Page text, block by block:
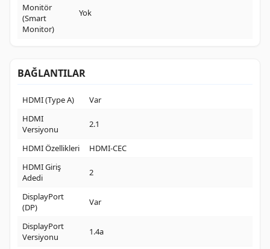
Monitör
(Smart
Monitor)
Yok
BAĞLANTILAR
HDMI (Type A)
Var
HDMI
Versiyonu
2.1
HDMI Özellikleri
HDMI-CEC
HDMI Giriş
Adedi
2
DisplayPort
(DP)
Var
DisplayPort
Versiyonu
1.4a